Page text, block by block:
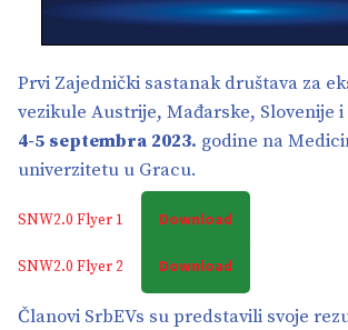
Prvi Zajednički sastanak društava za
vezikule Austrije, Mađarske, Slovenije
4-5 septembra 2023. godine na
univerzitetu u Gracu.
SNW2.0 Flyer 1 Download
SNW2.0 Flyer 2 Download
Članovi SrbEVs su predstavili svoje